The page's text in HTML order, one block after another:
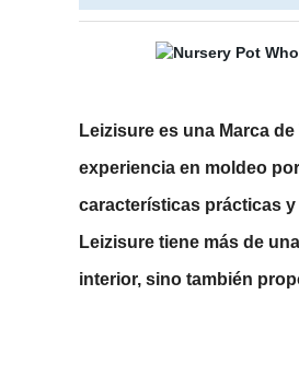
Leizisure es una Marca
experiencia en moldeo
características prácticas
Leizisure tiene más de
interior, sino también